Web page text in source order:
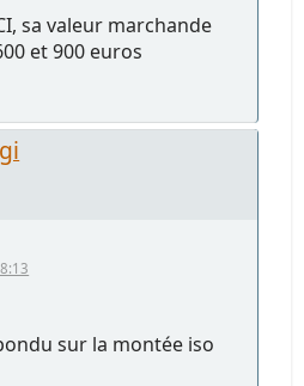
sa valeur marchande
et 900 euros
sur la montée iso